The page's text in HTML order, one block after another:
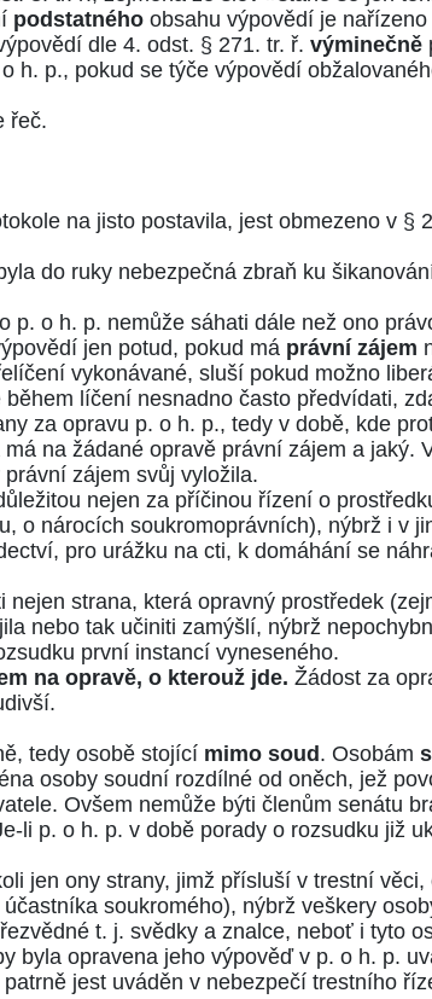
podstatného obsahu výpovědí je nařízeno
dle 4. odst. § 271. tr. ř. výminečně
h. p., pokud se týče výpovědí
řeč.
na jisto postavila, jest obmezeno v §
do ruky nebezpečná zbraň ku
o h. p. nemůže sáhati dále než ono
jen potud, pokud má právní zájem
vykonávané, sluší pokud možno
líčení nesnadno často předvídati,
za opravu p. o h. p., tedy v době, kde
na žádané opravě právní zájem a jaký.
zájem svůj vyložila.
nejen za příčinou řízení o
o nárocích soukromoprávních), nýbrž i v
pro urážku na cti, k domáhání se
strana, která opravný prostředek
nebo tak učiniti zamýšlí, nýbrž
první instancí vyneseného.
na opravě, o kterouž jde. Žádost za
tedy osobě stojící mimo soud . Osobám
osoby soudní rozdílné od oněch, jež
Ovšem nemůže býti členům senátu
li p. o h. p. v době porady o rozsudku již
jen ony strany, jimž přísluší v trestní
soukromého), nýbrž veškery
t. j. svědky a znalce, neboť i tyto
byla opravena jeho výpověď v p. o h. p.
jest uváděn v nebezpečí trestního